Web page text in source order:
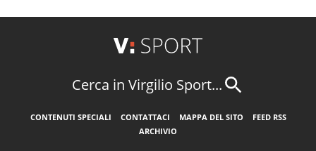
Cerca in Virgilio Sport...
CONTENUTI SPECIALI CONTATTACI MAPPA DEL SITO
FEED RSS
ARCHIVIO